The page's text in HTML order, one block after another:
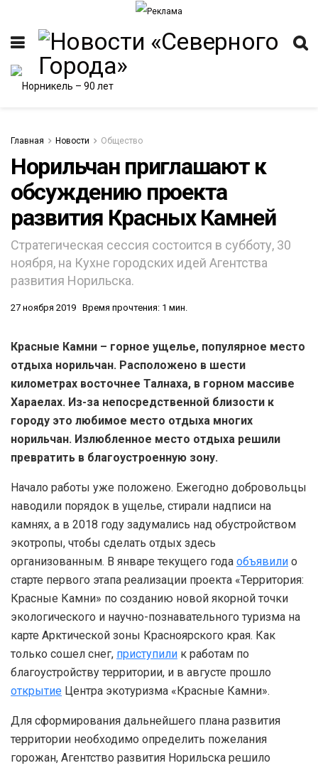
Главная Новости Общество
Норильчан приглашают к
обсуждению проекта
развития Красных Камней
Стратегическая сессия состоится в субботу, 30
ноября, на Кухне городских идей Агентства
развития Норильска.
27 ноября 2019 Время прочтения: 1 мин.
Красные Камни – горное ущелье, популярное место
отдыха норильчан. Расположено в шести
километрах восточнее Талнаха, в горном массиве
Хараелах. Из-за непосредственной близости к
городу это любимое место отдыха многих
норильчан. Излюбленное место отдыха решили
превратить в благоустроенную зону.
Начало работы уже положено. Ежегодно добровольцы
наводили порядок в ущелье, стирали надписи на
камнях, а в 2018 году задумались над обустройством
экотропы, чтобы сделать отдых здесь
организованным. В январе текущего года объявили о
старте первого этапа реализации проекта «Территория:
Красные Камни» по созданию новой якорной точки
экологического и научно-познавательного туризма на
карте Арктической зоны Красноярского края. Как
только сошел снег, приступили к работам по
благоустройству территории, и в августе прошло
открытие Центра экотуризма «Красные Камни».
Для сформирования дальнейшего плана развития
территории необходимо определить пожелания
горожан, Агентство развития Норильска решило